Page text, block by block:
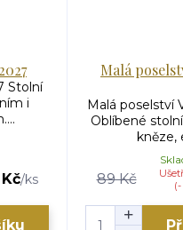
Stolní
i
/ks
Malá
Malá poselství
Oblíbené
kněze,
89 Kč
(-